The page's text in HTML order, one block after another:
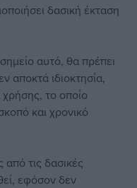
δασική έκταση
αυτό, θα πρέπει
αποκτά ιδιοκτησία,
το οποίο
και χρονικό
τις δασικές
εφόσον δεν